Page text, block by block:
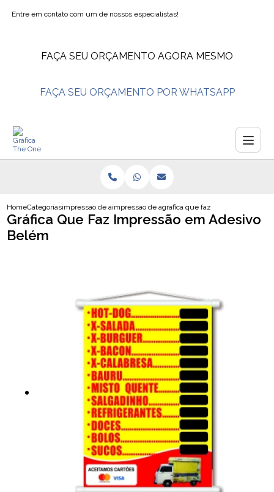
Entre em contato com um de nossos especialistas!
FAÇA SEU ORÇAMENTO AGORA MESMO
FAÇA SEU ORÇAMENTO POR WHATSAPP
HomeCategoriasimpressao de adesivosimpressao de adesivo transparente
grafica que faz impressao em
Gráfica Que Faz Impressão em Adesivo
Belém